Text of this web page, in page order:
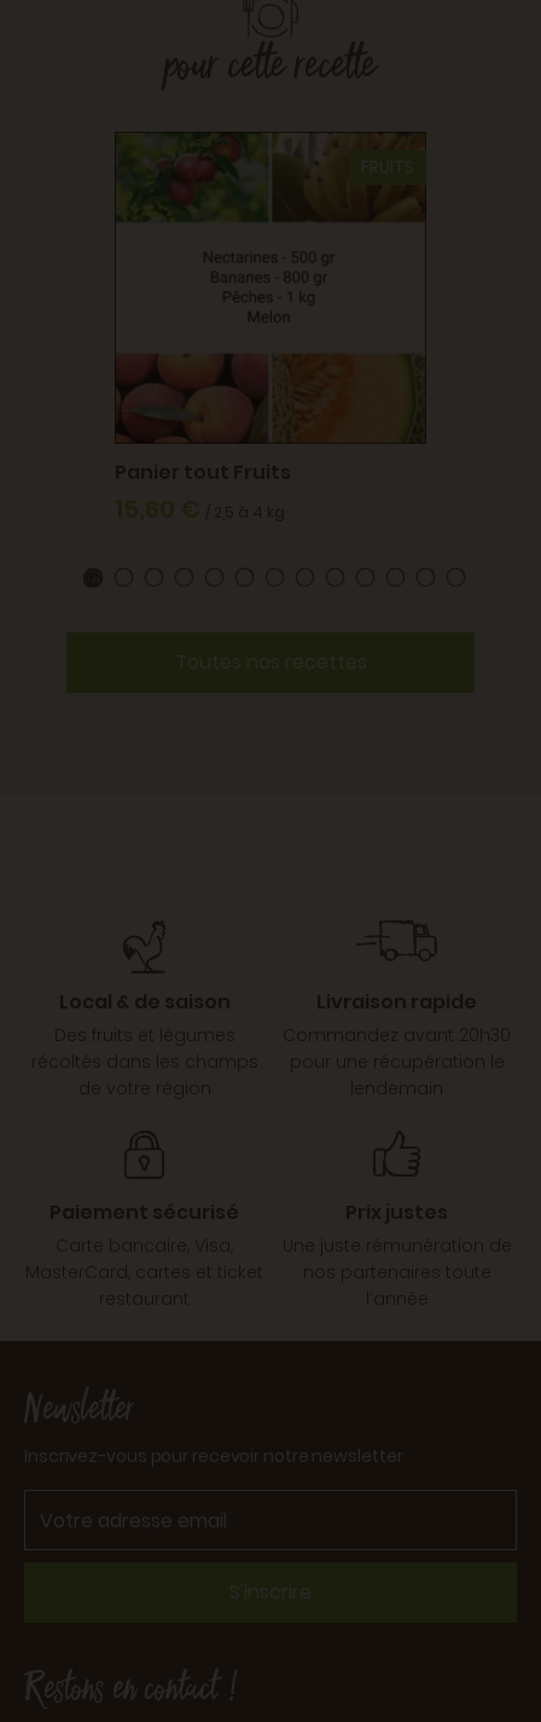
FRUITS
Toutes nos recettes
Local & de saison
Des fruits et légumes
récoltés dans les champs
de votre région
Livraison rapide
Commandez avant 20h30
pour une récupération le
lendemain
Paiement sécurisé
Carte bancaire, Visa,
MasterCard, cartes et ticket
restaurant
Prix justes
Une juste rémunération de
nos partenaires toute
l’année
Newsletter
Inscrivez-vous pour recevoir notre newsletter
S'inscrire
Restons en contact !